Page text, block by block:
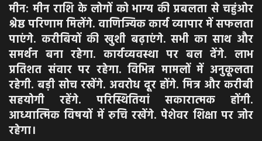
मीन: मीन राशि के लोगों को भाग्य की प्रबलता से चहुंओर
श्रेष्ठ परिणाम मिलेंगे. वाणिज्यिक कार्य व्यापार में सफलता
पाएंगे. करीबियों की खुशी बढ़ाएंगे. सभी का साथ और
समर्थन बना रहेगा. कार्यव्यवस्था पर बल देंगे. लाभ
प्रतिशत संवार पर रहेगा. विभिन्न मामलों में अनुकूलता
रहेगी. बड़ी सोच रखेंगे. अवरोध दूर होंगे. मित्र और करीबी
सहयोगी रहेंगे. परिस्थितियां सकारात्मक होंगी.
आध्यात्मिक विषयों में रुचि रखेंगे. पेशेवर शिक्षा पर जोर
रहेगा।